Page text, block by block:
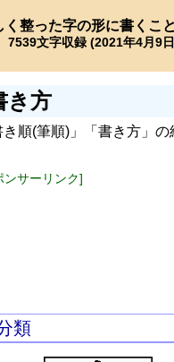
整った字の形に書くこ
7539文字収録 (2021年4月9
き方
順(筆順)」「書き方」の
ンサーリンク]
類